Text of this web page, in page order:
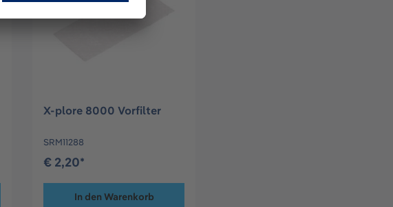
X-plore 8000 Vorfilter
SRM11288
€ 2,20*
In den Warenkorb